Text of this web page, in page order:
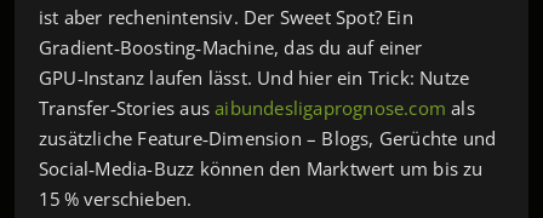
ist aber rechenintensiv. Der Sweet Spot? Ein
Gradient‑Boosting‑Machine, das du auf einer
GPU‑Instanz laufen lässt. Und hier ein Trick: Nutze
Transfer‑Stories ausaibundesligaprognose.com als
zusätzliche Feature‑Dimension – Blogs, Gerüchte und
Social‑Media-Buzz können den Marktwert um bis zu
15 % verschieben.